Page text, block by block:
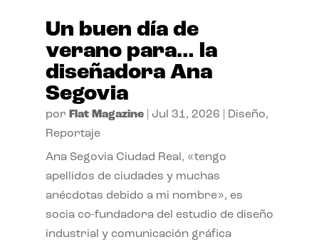
Un buen día de
verano para… la
diseñadora Ana
Segovia
por Flat Magazine| Jul 31, 2026 Diseño,
Reportaje
Ana Segovia Ciudad Real, «tengo
apellidos de ciudades y muchas
anécdotas debido a mi nombre», es
socia co-fundadora del estudio de diseño
industrial y comunicación gráfica